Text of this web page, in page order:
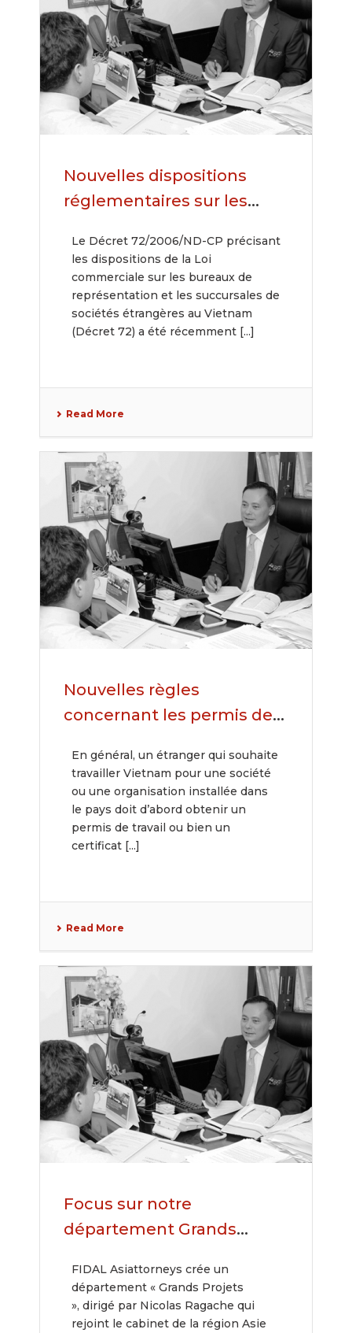
Nouvelles dispositions
réglementaires sur les
et les succursales de
sociétés étrangères au
Vietnam
Le Décret 72/2006/ND-CP précisant
les dispositions de la Loi
commerciale sur les bureaux de
représentation et les succursales de
sociétés étrangères au Vietnam
(Décret 72) a été récemment [...]
Read More
Nouvelles règles
concernant les permis de
Vietnam
En général, un étranger qui souhaite
travailler Vietnam pour une société
ou une organisation installée dans
le pays doit d’abord obtenir un
permis de travail ou bien un
certificat [...]
Read More
Focus sur notre
département Grands
Infrastructure
FIDAL Asiattorneys crée un
département « Grands Projets
», dirigé par Nicolas Ragache qui
rejoint le cabinet de la région Asie